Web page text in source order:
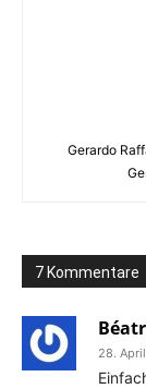
Gerardo
7 Kommentare
28.